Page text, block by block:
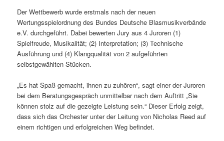
Der Wettbewerb wurde erstmals nach der neuen
Wertungsspielordnung des Bundes Deutsche Blasmusikverbände
e.V. durchgeführt. Dabei bewerten Jury aus 4 Juroren (1)
Spielfreude, Musikalität; (2) Interpretation; (3) Technische
Ausführung und (4) Klangqualität von 2 aufgeführten
selbstgewählten Stücken.
„Es hat Spaß gemacht, ihnen zu zuhören“, sagt einer der Juroren
bei dem Beratungsgespräch unmittelbar nach dem Auftritt „Sie
können stolz auf die gezeigte Leistung sein.“ Dieser Erfolg zeigt,
dass sich das Orchester unter der Leitung von Nicholas Reed auf
einem richtigen und erfolgreichen Weg befindet.